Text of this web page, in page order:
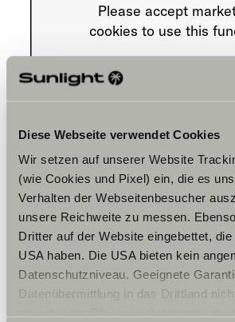
Diese Webseite verwendet Cookies
Wir setzen auf unserer Website
(wie Cookies und Pixel) ein, die es
Verhalten der Webseitenbesucher
unsere Reichweite zu messen.
Dritter auf der Website eingebettet,
USA haben. Die USA bieten kein
Datenschutzniveau. Geeignete
Datenübermittlung in das Drittland
Aukioloajat
FAHRZEUGVERKAUF
10:00 – 16:00
Samstag geschlossen
Please accept
cookies to use this